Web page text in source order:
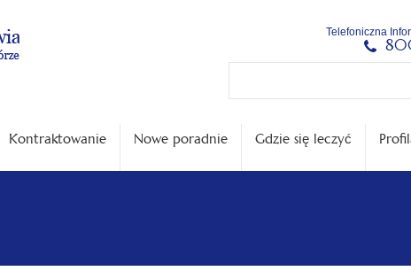
Telefoniczna
Kontraktowanie Nowe poradnie Gdzie się leczyć